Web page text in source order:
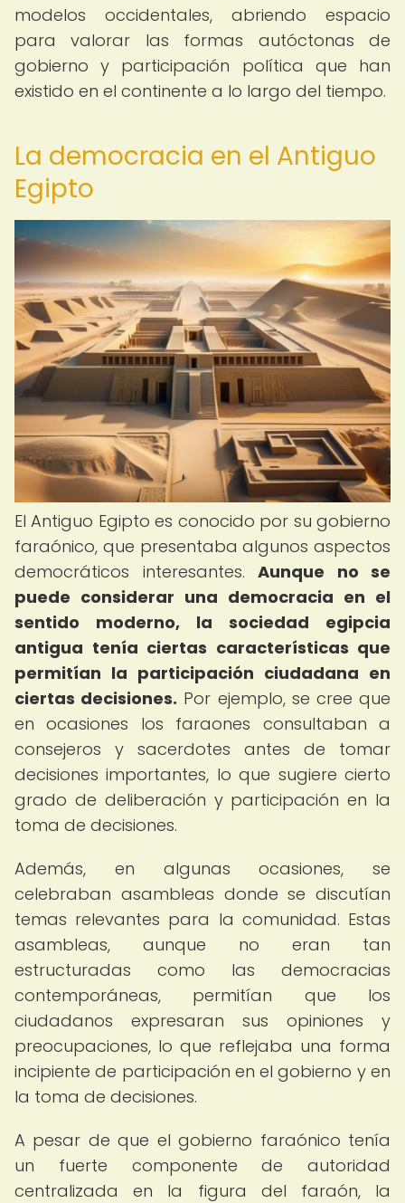
modelos occidentales, abriendo espacio
para valorar las formas autóctonas de
gobierno y participación política que han
existido en el continente a lo largo del tiempo.
La democracia en el Antiguo
Egipto
El Antiguo Egipto es conocido por su gobierno
faraónico, que presentaba algunos aspectos
democráticos interesantes. Aunque no se
puede considerar una democracia en el
sentido moderno, la sociedad egipcia
antigua tenía ciertas características que
permitían la participación ciudadana en
ciertas decisiones. Por ejemplo, se cree que
en ocasiones los faraones consultaban a
consejeros y sacerdotes antes de tomar
decisiones importantes, lo que sugiere cierto
grado de deliberación y participación en la
toma de decisiones.
Además, en algunas ocasiones, se
celebraban asambleas donde se discutían
temas relevantes para la comunidad. Estas
asambleas, aunque no eran tan
estructuradas como las democracias
contemporáneas, permitían que los
ciudadanos expresaran sus opiniones y
preocupaciones, lo que reflejaba una forma
incipiente de participación en el gobierno y en
la toma de decisiones.
A pesar de que el gobierno faraónico tenía
un fuerte componente de autoridad
centralizada en la figura del faraón, la